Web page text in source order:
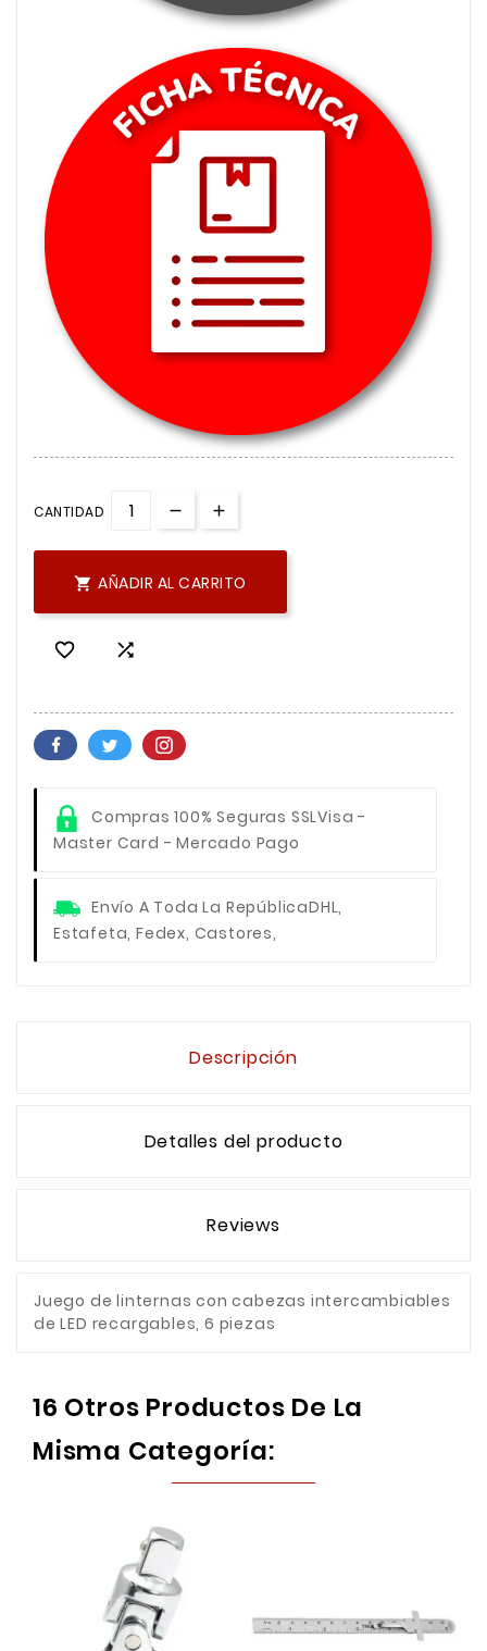
CANTIDAD
 AÑADIR AL CARRITO
 
Compras 100% Seguras SSLVisa -
Master Card - Mercado Pago
Envío A Toda La RepúblicaDHL,
Estafeta, Fedex, Castores,
Descripción
Detalles del producto
Reviews
Juego de linternas con cabezas intercambiables
de LED recargables, 6 piezas
16 Otros Productos De La
Misma Categoría: